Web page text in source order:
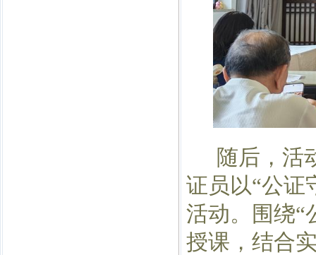
随后，活
证员以“公证
活动。围绕“
授课，结合